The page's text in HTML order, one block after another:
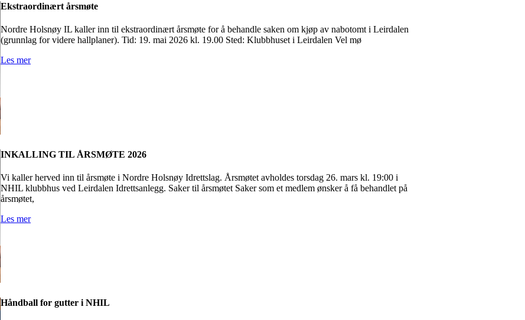
Ekstraordinært årsmøte
Nordre Holsnøy IL kaller inn til ekstraordinært årsmøte for å behandle saken om kjøp av nabotomt i Leirdalen
(grunnlag for videre hallplaner). Tid: 19. mai 2026 kl. 19.00 Sted: Klubbhuset i Leirdalen Vel mø
Les mer
INKALLING TIL ÅRSMØTE 2026
Vi kaller herved inn til årsmøte i Nordre Holsnøy Idrettslag. Årsmøtet avholdes torsdag 26. mars kl. 19:00 i
NHIL klubbhus ved Leirdalen Idrettsanlegg. Saker til årsmøtet Saker som et medlem ønsker å få behandlet på
årsmøtet,
Les mer
Håndball for gutter i NHIL